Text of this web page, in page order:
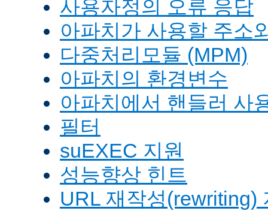
사용자정의 오류 응답
아파치가 사용할 주소
다중처리모듈 (MPM)
아파치의 환경변수
아파치에서 핸들러 사
필터
suEXEC 지원
성능향상 힌트
URL 재작성(rewriting)